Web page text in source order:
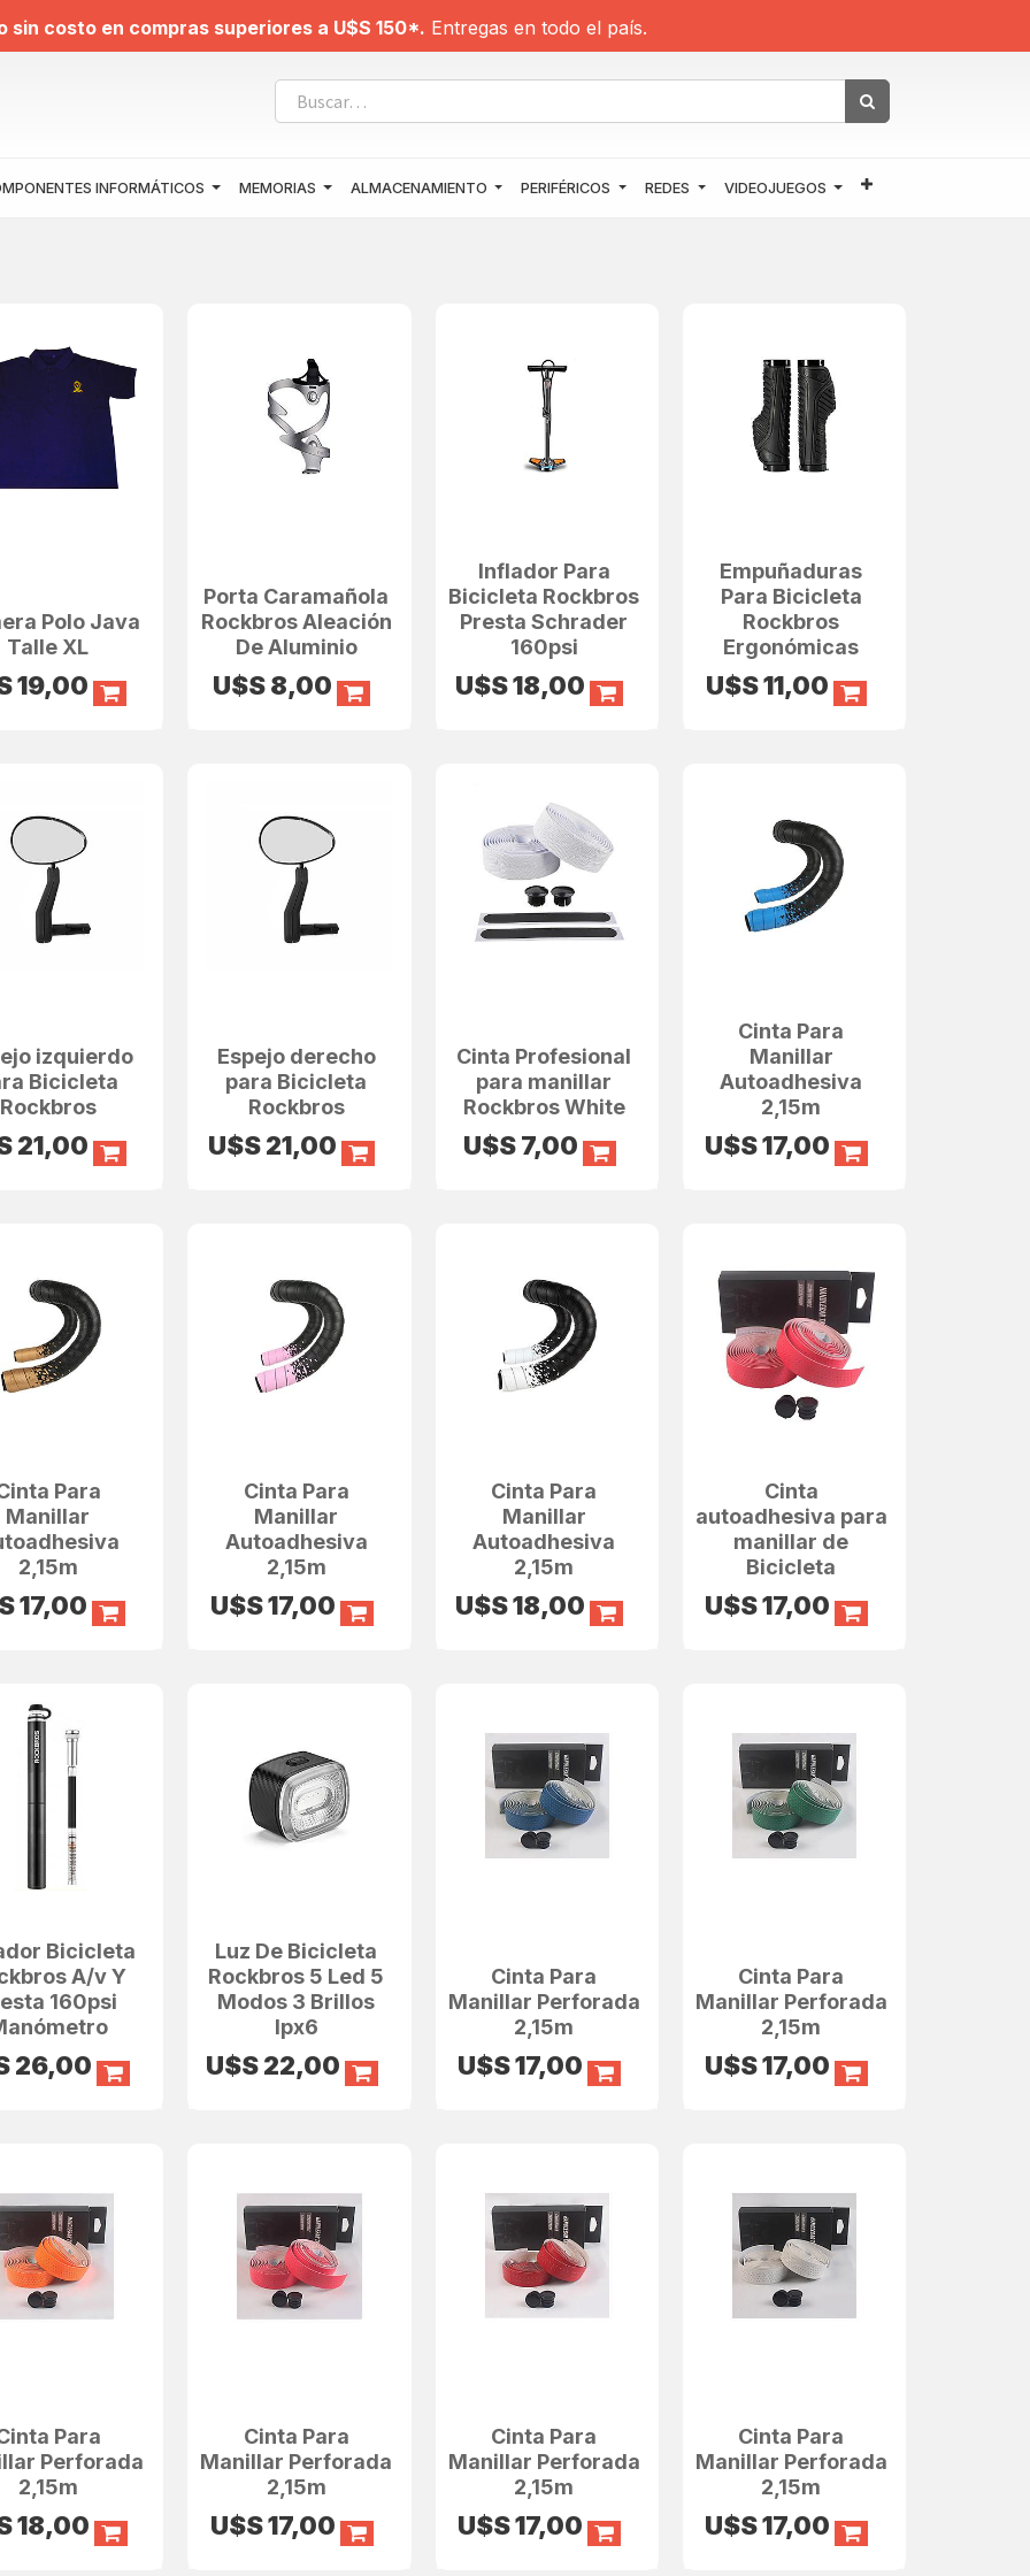
sin costo en compras superiores a U$S 150*. Entregas en todo el país.
INFORMÁTICOS MEMORIAS ALMACENAMIENTO PERIFÉRICOS REDES VIDEOJUEGOS
Polo Java
Talle XL
19,00
Porta Caramañola
Rockbros Aleación
De Aluminio
U$S8,00
Inflador Para
Bicicleta Rockbros
Presta Schrader
160psi
U$S18,00
Empuñaduras
Para Bicicleta
Rockbros
Ergonómicas
U$S11,00
izquierdo
Bicicleta
Rockbros
21,00
Espejo derecho
para Bicicleta
Rockbros
U$S21,00
Cinta Profesional
para manillar
Rockbros White
U$S7,00
Cinta Para
Manillar
Autoadhesiva
2,15m
U$S17,00
Para
Manillar
2,15m
17,00
Cinta Para
Manillar
Autoadhesiva
2,15m
U$S17,00
Cinta Para
Manillar
Autoadhesiva
2,15m
U$S18,00
Cinta
autoadhesiva para
manillar de
Bicicleta
U$S17,00
Bicicleta
A/v Y
160psi
26,00
Luz De Bicicleta
Rockbros 5 Led 5
Modos 3 Brillos
Ipx6
U$S22,00
Cinta Para
Manillar Perforada
2,15m
U$S17,00
Cinta Para
Manillar Perforada
2,15m
U$S17,00
Para
Perforada
2,15m
18,00
Cinta Para
Manillar Perforada
2,15m
U$S17,00
Cinta Para
Manillar Perforada
2,15m
U$S17,00
Cinta Para
Manillar Perforada
2,15m
U$S17,00